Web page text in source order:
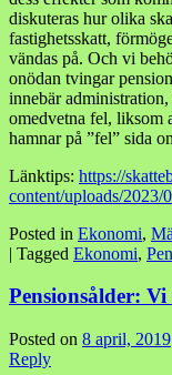
diskuteras hur olika
fastighetsskatt,
vändas på. Och vi
onödan tvingar
innebär
omedvetna fel, liksom
hamnar på ”fel” sida
Länktips: https://
content/uploads/2023/
Posted in Ekonomi,
| Tagged Ekonomi,
Pensionsålder:
Posted on 8 april, 2019
Reply